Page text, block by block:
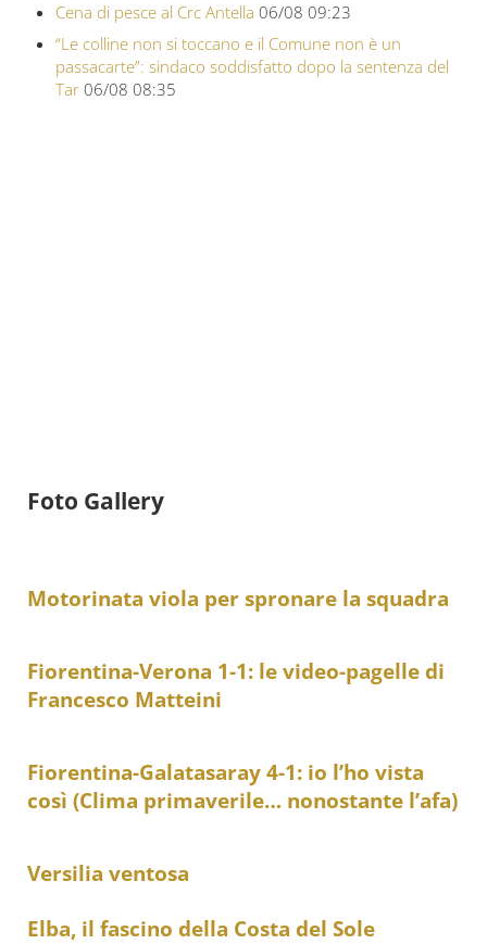
Cena di pesce al Crc Antella 06/08 09:23
“Le colline non si toccano e il Comune non è un
passacarte”: sindaco soddisfatto dopo la sentenza del
Tar 06/08 08:35
Foto Gallery
Motorinata viola per spronare la squadra
Fiorentina-Verona 1-1: le video-pagelle di
Francesco Matteini
Fiorentina-Galatasaray 4-1: io l’ho vista
così (Clima primaverile… nonostante l’afa)
Versilia ventosa
Elba, il fascino della Costa del Sole